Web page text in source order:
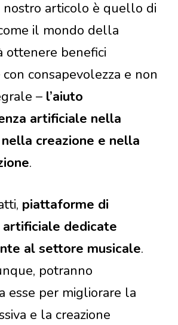
nostro articolo è quello di
il mondo della
ottenere benefici
consapevolezza e non
– l’aiuto
artificiale nella
nella creazione e nella
.
piattaforme di
dedicate
al settore musicale.
potranno
esse per migliorare la
e la creazione